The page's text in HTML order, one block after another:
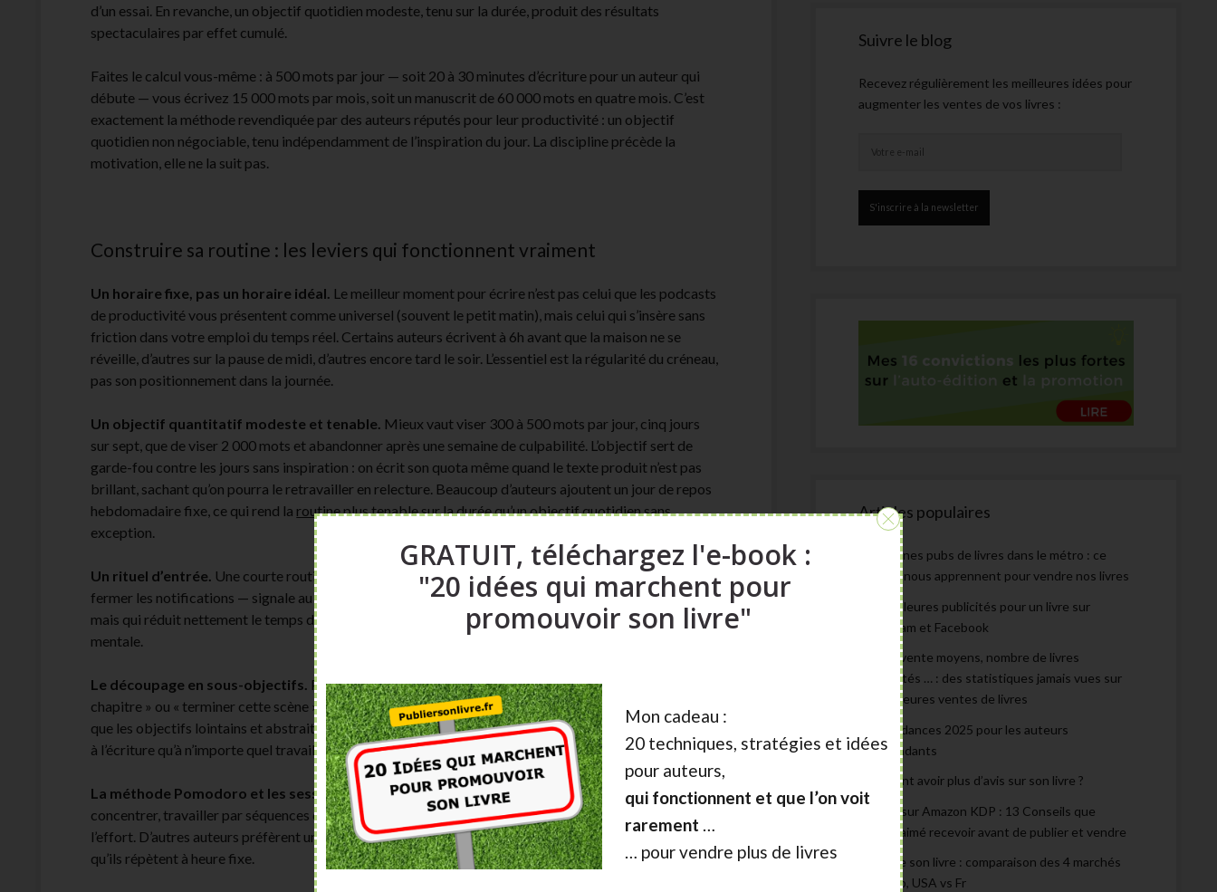
d’un essai. En revanche, un objectif quotidien modeste, tenu sur la durée, produit des résultats
spectaculaires par effet cumulé.
Faites le calcul vous-même : à 500 mots par jour — soit 20 à 30 minutes d’écriture pour un auteur qui
débute — vous écrivez 15 000 mots par mois, soit un manuscrit de 60 000 mots en quatre mois. C’est
exactement la méthode revendiquée par des auteurs réputés pour leur productivité : un objectif
quotidien non négociable, tenu indépendamment de l’inspiration du jour. La discipline précède la
motivation, elle ne la suit pas.
Construire sa routine : les leviers qui fonctionnent vraiment
Un horaire fixe, pas un horaire idéal. Le meilleur moment pour écrire n’est pas celui que les podcasts
de productivité vous présentent comme universel (souvent le petit matin), mais celui qui s’insère sans
friction dans votre emploi du temps réel. Certains auteurs écrivent à 6h avant que la maison ne se
réveille, d’autres sur la pause de midi, d’autres encore tard le soir. L’essentiel est la régularité du créneau,
pas son positionnement dans la journée.
Un objectif quantitatif modeste et tenable. Mieux vaut viser 300 à 500 mots par jour, cinq jours
sur sept, que de viser 2 000 mots et abandonner après une semaine de culpabilité. L’objectif sert de
garde-fou contre les jours sans inspiration : on écrit son quota même quand le texte produit n’est pas
brillant, sachant qu’on pourra le retravailler en relecture. Beaucoup d’auteurs ajoutent un jour de repos
hebdomadaire fixe, ce qui rend la routineplus tenable sur la durée qu’un objectif quotidien sans
exception.
Un rituel d’entrée. Une courte routine avant d’écrire — relire le paragraphe de la veille, faire un café,
fermer les notifications — signale au cerveau qu’on entre en mode écriture. C’est un mécanisme simple
mais qui réduit nettement le temps de mise en route, souvent le moment le plus coûteux en énergie
mentale.
Le découpage en sous-objectifs. Plutôt que de viser « terminer mon livre », visez « terminer ce
chapitre » ou « terminer cette scène ». Le cerveau gère beaucoup mieux les objectifs courts et concrets
que les objectifs lointains et abstraits — c’est un principe de gestion de projet qui s’applique aussi bien
à l’écriture qu’à n’importe quel travail de longue haleine.
La méthode Pomodoro et les sessions chronométrées.Pour les profils qui peinent à se
concentrer, travailler par séquences de 25 minutes suivies de 5 minutes de pause aide à fractionner
l’effort. D’autres auteurs préfèrent une session unique chronométrée de 1h30 à 2h, sans interruption,
qu’ils répètent à heure fixe.
Suivre le blog
Recevez régulièrement les meilleures idées pour
augmenter les ventes de vos livres :
Articles populaires
Les bonnes pubs de livres dans le métro : ce
qu’elles nous apprennent pour vendre nos livres
Les meilleures publicités pour un livre sur
Instagram et Facebook
Prix de vente moyens, nombre de livres
autoédités … : des statistiques jamais vues sur
les meilleures ventes de livres
Les tendances 2025 pour les auteurs
indépendants
Comment avoir plus d’avis sur son livre ?
Publier sur Amazon KDP : 13 Conseils que
j’aurais aimé recevoir avant de publier et vendre
Traduire son livre : comparaison des 4 marchés
Alle, Esp, USA vs Fr
GRATUIT, téléchargez l'e-book :
"20 idées qui marchent pour
promouvoir son livre"
Mon cadeau :
20 techniques, stratégies et idées
pour auteurs,
qui fonctionnent et que l’on voit
rarement …
… pour vendre plus de livres